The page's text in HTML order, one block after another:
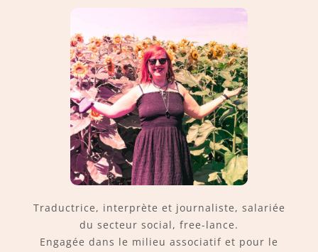
Traductrice, interprète et journaliste, salariée
du secteur social, free-lance.
Engagée dans le milieu associatif et pour le